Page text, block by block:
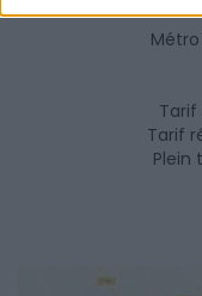
Tarif
Plein